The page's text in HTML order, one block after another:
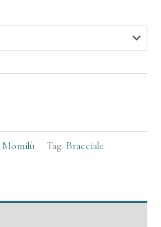
Momilù Tag: Bracciale